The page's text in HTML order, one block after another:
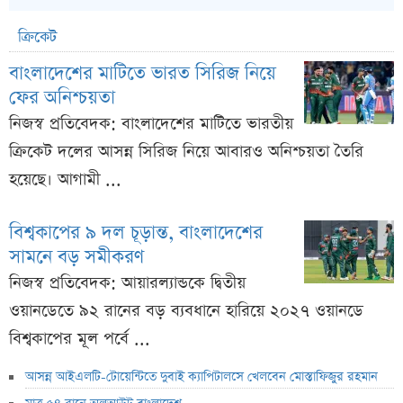
ক্রিকেট
বাংলাদেশের মাটিতে ভারত সিরিজ নিয়ে
ফের অনিশ্চয়তা
নিজস্ব প্রতিবেদক: বাংলাদেশের মাটিতে ভারতীয়
ক্রিকেট দলের আসন্ন সিরিজ নিয়ে আবারও অনিশ্চয়তা তৈরি
হয়েছে। আগামী ...
বিশ্বকাপের ৯ দল চূড়ান্ত, বাংলাদেশের
সামনে বড় সমীকরণ
নিজস্ব প্রতিবেদক: আয়ারল্যান্ডকে দ্বিতীয়
ওয়ানডেতে ৯২ রানের বড় ব্যবধানে হারিয়ে ২০২৭ ওয়ানডে
বিশ্বকাপের মূল পর্বে ...
আসন্ন আইএলটি-টোয়েন্টিতে দুবাই ক্যাপিটালসে খেলবেন মোস্তাফিজুর রহমান